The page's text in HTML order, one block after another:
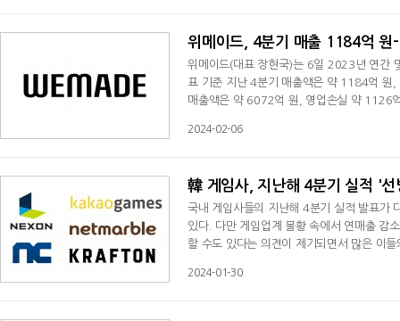
위메이드, 4분기 매출 1184억 원
위메이드(대표 장현국)는 6일 2023년 연간
표 기준 지난 4분기 매출액은 약 1184억 원
매출액은 약 6072억 원, 영업손실 약 1126억 원,
을 집중할 방침이라 밝혔다.오는 3월 블록체
2024-02-06
韓 게임사, 지난해 4분기 실적 '
국내 게임사들의 지난해 4분기 실적 발표가
있다. 다만 게임업계 불황 속에서 연매출 감소가 예상되는 가운데, 넥슨은 국내 게임사 최초 연매출 4조 원 돌파가 가능
할 수도 있다는 의견이 제기되면서 많은 이
억-139억 엔(한화 약 804억-1255억 원)을
2024-01-30